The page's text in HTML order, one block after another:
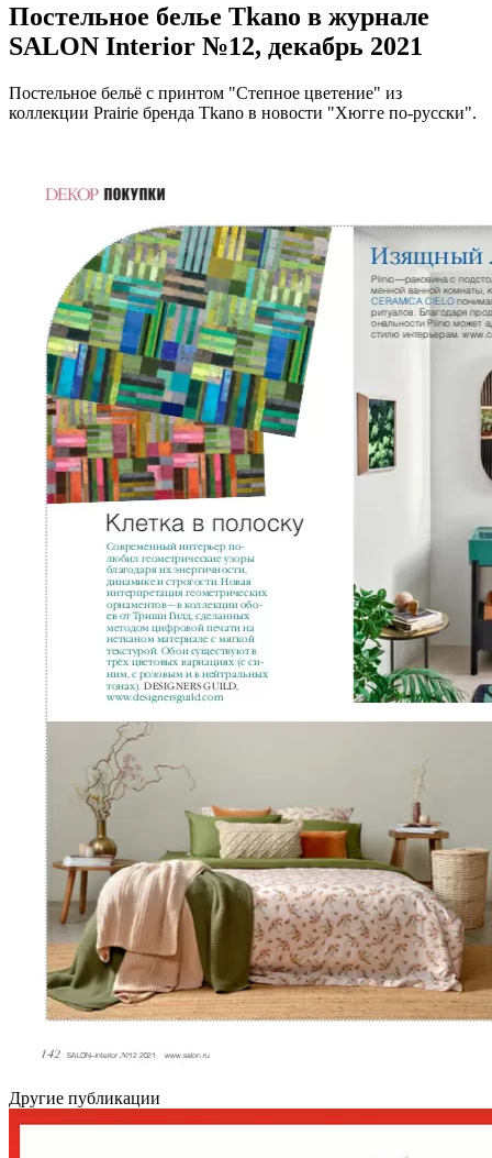
Постельное белье Tkano в журнале
SALON Interior №12, декабрь 2021
Постельное бельё с принтом "Степное цветение" из
коллекции Prairie бренда Tkano в новости "Хюгге по-русски".
Другие публикации